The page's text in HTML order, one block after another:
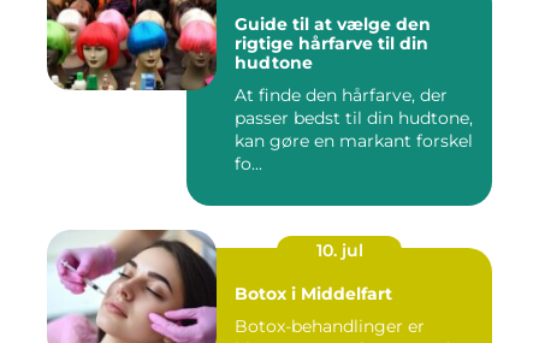
Guide til at vælge den
rigtige hårfarve til din
hudtone
At finde den hårfarve, der
passer bedst til din hudtone,
kan gøre en markant forskel
fo...
10. jul
Botox i Middelfart
Botox-behandlinger er